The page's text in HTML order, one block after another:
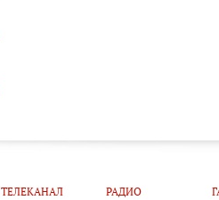
ТЕЛЕКАНАЛ
РАДИО